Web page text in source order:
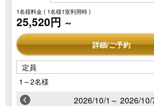
1名様料金( 1名様1室利用時 )
25,520円 ～
詳細/ご予約
定員
1～2名様
2026/10/1～ 2026/10/